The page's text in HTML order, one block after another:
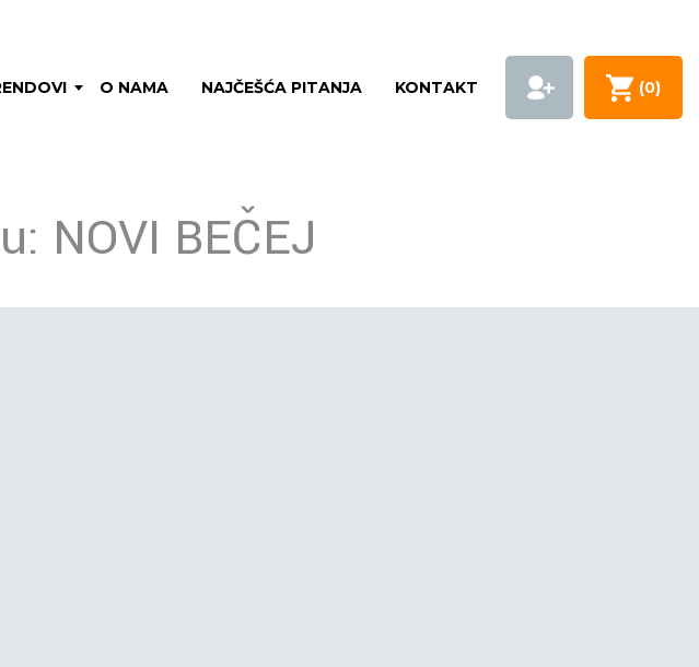
O NAMA NAJČEŠĆA PITANJA KONTAKT (0)
NOVI BEČEJ